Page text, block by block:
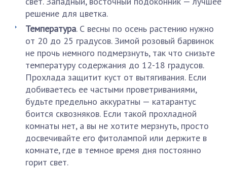
решение для цветка.
Температура. С весны по осень растению нужно
от 20 до 25 градусов. Зимой розовый барвинок
не прочь немного подмерзнуть, так что снизьте
температуру содержания до 12-18 градусов.
Прохлада защитит куст от вытягивания. Если
добиваетесь ее частыми проветриваниями,
будьте предельно аккуратны — катарантус
боится сквозняков. Если такой прохладной
комнаты нет, а вы не хотите мерзнуть, просто
досвечивайте его фитолампой или держите в
комнате, где в темное время дня постоянно
горит свет.